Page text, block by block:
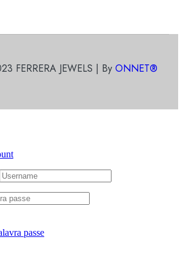
FERRERA JEWELS | By ONNET®
passe